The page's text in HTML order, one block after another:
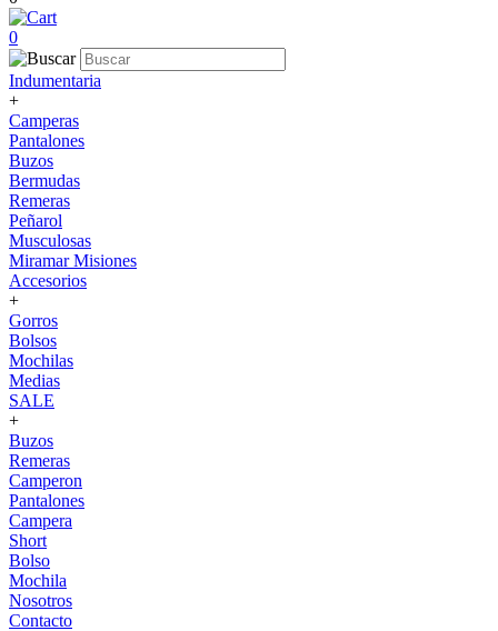
0
Indumentaria
+
Camperas
Pantalones
Buzos
Bermudas
Remeras
Peñarol
Musculosas
Miramar Misiones
Accesorios
+
Gorros
Bolsos
Mochilas
Medias
SALE
+
Buzos
Remeras
Camperon
Pantalones
Campera
Short
Bolso
Mochila
Nosotros
Contacto